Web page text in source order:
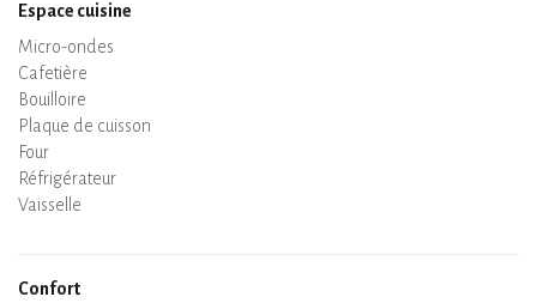
Espace cuisine
Micro-ondes
Cafetière
Bouilloire
Plaque de cuisson
Four
Réfrigérateur
Vaisselle
Confort